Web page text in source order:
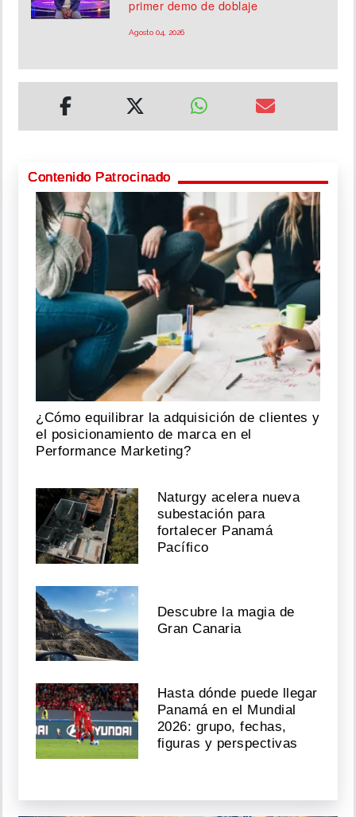
primer demo de doblaje
Agosto 04, 2026
Contenido Patrocinado
¿Cómo equilibrar la adquisición de clientes y
el posicionamiento de marca en el
Performance Marketing?
Naturgy acelera nueva
subestación para
fortalecer Panamá
Pacífico
Descubre la magia de
Gran Canaria
Hasta dónde puede llegar
Panamá en el Mundial
2026: grupo, fechas,
figuras y perspectivas